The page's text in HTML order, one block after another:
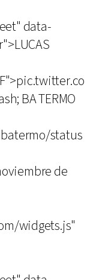
data-
BA TERMO
status
de
widgets.js"